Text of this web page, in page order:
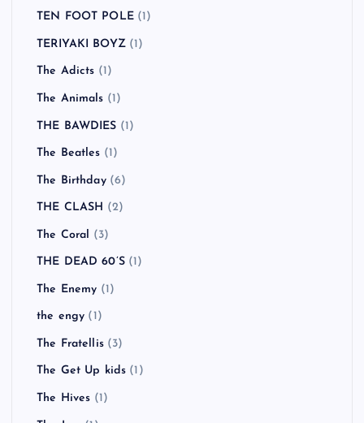
TEN FOOT POLE(1)
TERIYAKI BOYZ(1)
The Adicts (1)
The Animals (1)
THE BAWDIES (1)
The Beatles (1)
The Birthday(6)
THE CLASH (2)
The Coral (3)
THE DEAD 60’S(1)
The Enemy (1)
the engy (1)
The Fratellis(3)
The Get Up kids (1)
The Hives (1)